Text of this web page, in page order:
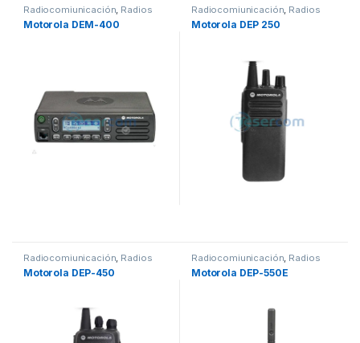
Radiocomiunicación, Radios
Motorola DEM-400
Radiocomiunicación, Radios
Motorola DEP 250
Radiocomiunicación, Radios
Motorola DEP-450
Radiocomiunicación, Radios
Motorola DEP-550E